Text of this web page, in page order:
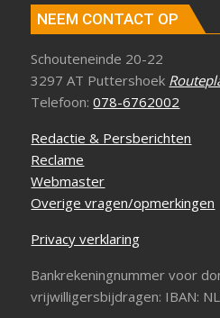
NEEM CONTACT OP
Schouteneinde 20-22
3297 AT Puttershoek
Telefoon:078-6762002
Redactie & Persberichten
Reclame
Webmaster
Overige vragen/opmerkingen
Privacy verklaring
Bankrekeningnummer voor
vrijwilligersbijdragen: IBAN: